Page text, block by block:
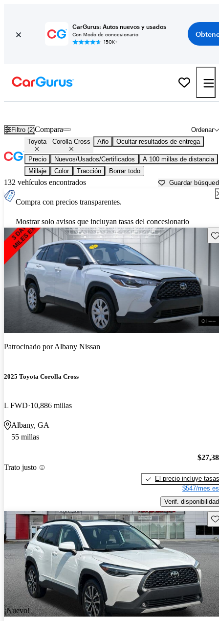
CarGurus: Autos nuevos y usados
Con Modo de concesionario
150K+
Filtro (2) Ordenar
Compara
Toyota Corolla Cross Año Ocultar resultados de entrega
Precio Nuevos/Usados/Certificados
A 100 millas de distancia
Millaje
Color Tracción Borrar todo
132 vehículos encontrados Guardar
Compra con precios transparentes.
Mostrar solo avisos que incluyan tasas del concesionario
Patrocinado porAlbany Nissan
2025 Toyota Corolla Cross
L FWD 10,886 millas
Albany, GA
55 millas
Trato justo
El precio incluye tasas
$547/mes
Verif. disponibilidad
¡Nuevo!